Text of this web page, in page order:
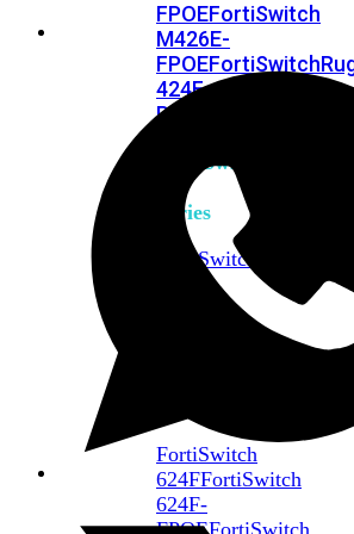
FPOEFortiSwitch
M426E-
FPOE
424F-
POE
FortiSwitch
500
Series
FortiSwitch
FortiSwitch
624FFortiSwitch
624F-
FPOEFortiSwitch